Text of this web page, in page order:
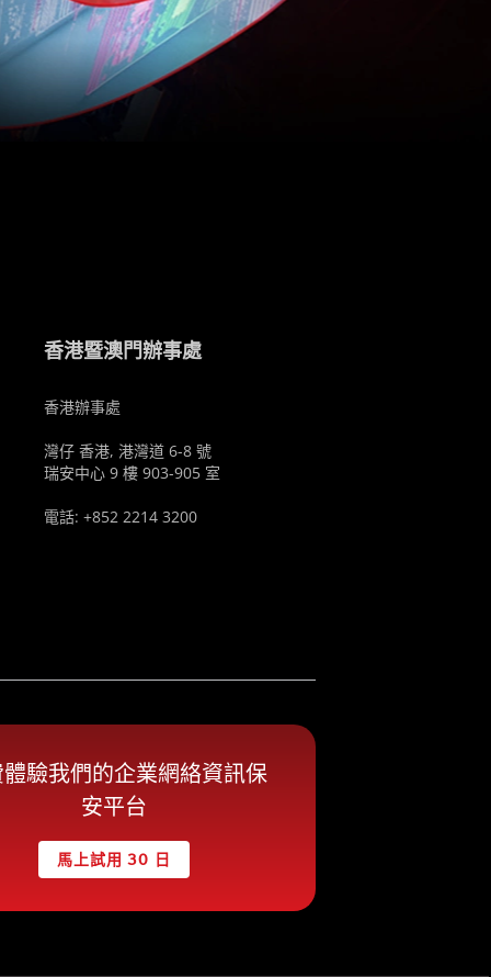
香港暨澳門辦事處
香港辦事處
灣仔 香港, 港灣道 6-8 號
瑞安中心 9 樓 903-905 室
電話: +852 2214 3200
驗我們的企業網絡資訊保
安平台
馬上試用 30 日